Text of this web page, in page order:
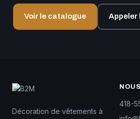
Voir le catalogue Appeler
Décoration de vêtements à
418-